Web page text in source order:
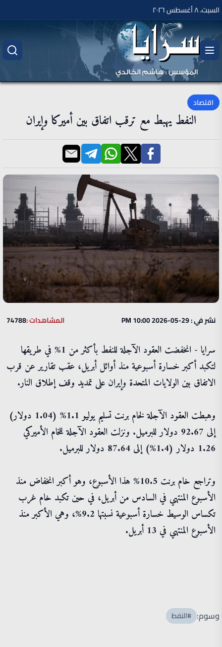
السبت، ٨ أغسطس ٢٠٢٦
اقتصاد
النفط يهبط مع ترقب اتفاق بين أميركا وإيران
نشر في : 29-05-2026 10:00 PM المشاهدات :74788
سرايا - انخفضت العقود الآجلة للنفط بأكثر من 1% في طريقها
لتكبد أكبر خسارة أسبوعية منذ أوائل أبريل، عقب تقارير عن قرب
الاتفاق بين الولايات المتحدة وإيران على تمديد وقف إطلاق النار.
وهبطت العقود الآجلة لخام برنت تسليم يوليو 1.1% (1.04 دولار)
إلى 92.67 دولار للبرميل. ونزلت العقود الآجلة للخام الأميركي
1.26 دولار (1.4%) إلى 87.64 دولار للبرميل.
وتراجع خام برنت 10.5% هذا الأسبوع، وهو أكبر انخفاض منذ
الأسبوع المنتهي في السادس من أبريل، في حين تكبد خام غرب
تكساس الوسيط خسارة أسبوعية نسبتها 9.2%، وهي الأكبر منذ
الأسبوع المنتهي في 13 أبريل.
وسوم: #النفط